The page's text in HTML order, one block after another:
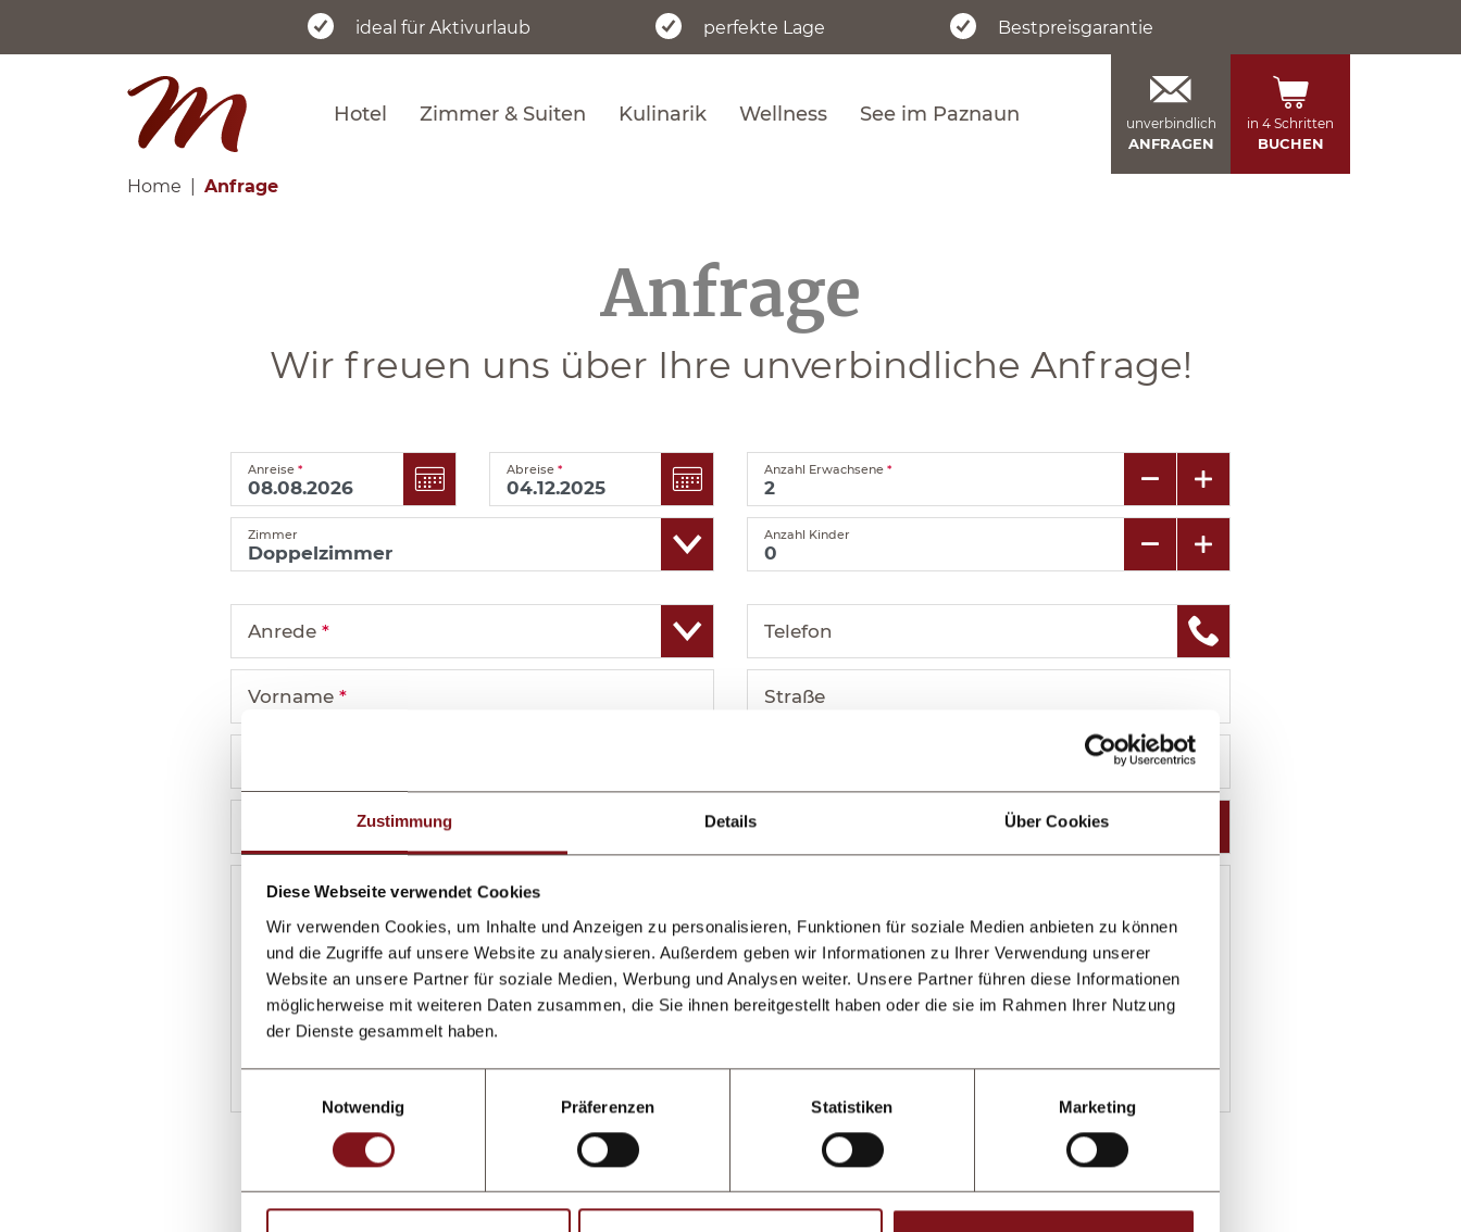
Zustimmung Details Über Cookies
Diese Webseite verwendet Cookies
Wir verwenden Cookies, um Inhalte und Anzeigen zu personalisieren, Funktionen für soziale Medien anbieten zu können
und die Zugriffe auf unsere Website zu analysieren. Außerdem geben wir Informationen zu Ihrer Verwendung unserer
Website an unsere Partner für soziale Medien, Werbung und Analysen weiter. Unsere Partner führen diese Informationen
möglicherweise mit weiteren Daten zusammen, die Sie ihnen bereitgestellt haben oder die sie im Rahmen Ihrer Nutzung
der Dienste gesammelt haben.
Notwendig
Präferenzen Statistiken Marketing
ideal für Aktivurlaub perfekte Lage Bestpreisgarantie
unverbindlich
ANFRAGEN
in 4 Schritten
BUCHEN
Hotel Zimmer & Suiten Kulinarik Wellness See im Paznaun
Home Anfrage
Anfrage
Wir freuen uns über Ihre unverbindliche Anfrage!
Anreise * Abreise *
Zimmer
Anzahl Erwachsene *
Anzahl Kinder
Anrede *
Vorname *
Telefon
Straße
Zusätzliche Angaben oder Fragen
Anfrage absenden